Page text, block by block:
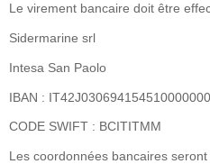
Le virement bancaire doit être
Sidermarine srl
Intesa San Paolo
IBAN :
CODE SWIFT : BCITITMM
Les coordonnées bancaires